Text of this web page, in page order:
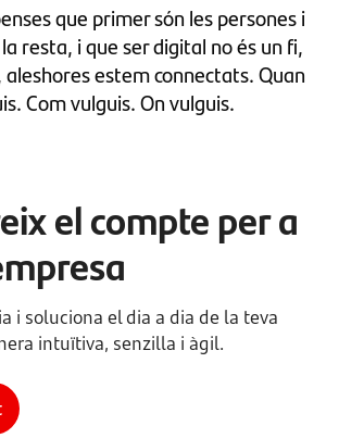
que primer són les persones i
resta, i que ser digital no és un fi,
estem connectats. Quan
Com vulguis. On vulguis.
el compte per a
i soluciona el dia a dia de la teva
intuïtiva, senzilla i àgil.